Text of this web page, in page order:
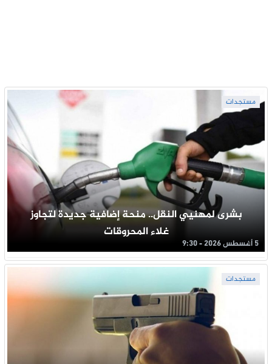
مستجدات
بشرى لمهنيي النقل.. منحة إضافية جديدة لتجاوز
غلاء المحروقات
5 أغسطس 2026 - 9:30
مستجدات